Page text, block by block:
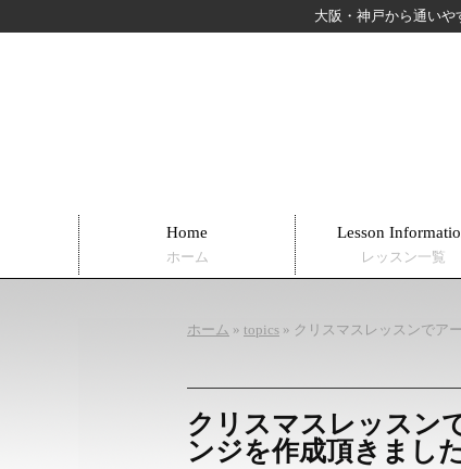
大阪・神戸から通い
Home
ホーム
Lesson
レッスン一覧
ホーム » topics » クリスマスレッスンでア
クリスマスレッスン
ンジを作成頂きまし